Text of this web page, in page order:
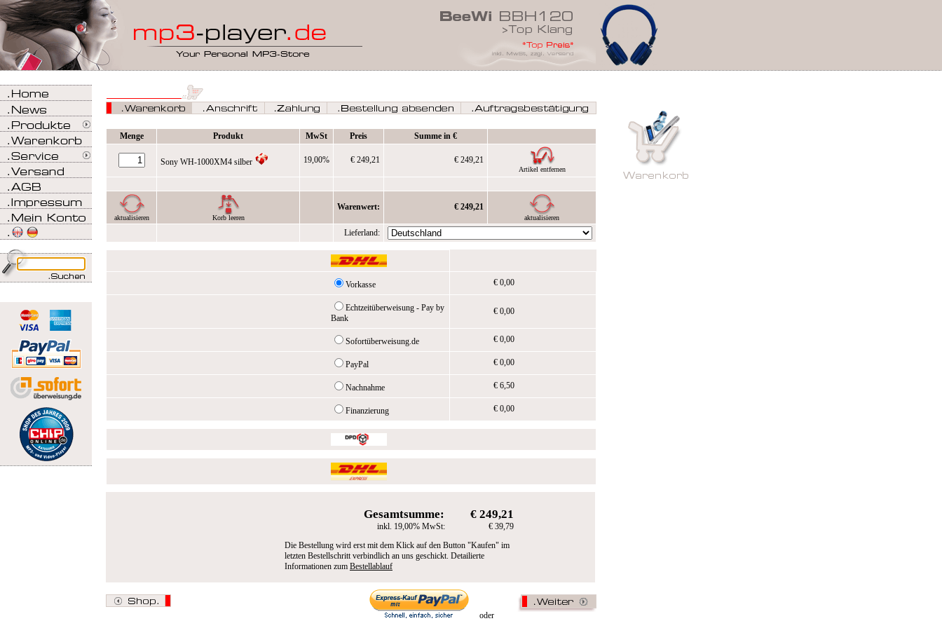
Menge Produkt MwSt Preis Summe in €
Sony WH-1000XM4 silber 19,00% € 249,21 € 249,21
Artikel entfernen
aktualisieren Korb leeren
Warenwert: € 249,21
aktualisieren
Lieferland:
Vorkasse € 0,00
Echtzeitüberweisung - Pay by
Bank
€ 0,00
Sofortüberweisung.de € 0,00
PayPal € 0,00
Nachnahme € 6,50
Finanzierung € 0,00
Gesamtsumme: € 249,21
inkl. 19,00% MwSt:
€ 39,79
Die Bestellung wird erst mit dem Klick auf den Button "Kaufen" im
letzten Bestellschritt verbindlich an uns geschickt. Detailierte
Informationen zum Bestellablauf
oder